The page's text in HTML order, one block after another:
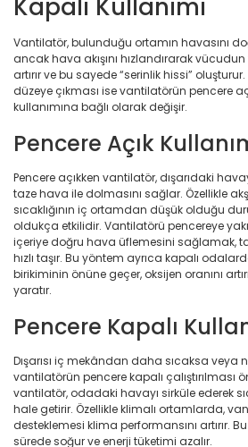
Kapalı Kullanımı
Vantilatör, bulunduğu ortamın havasını
ancak hava akışını hızlandırarak vücudun
artırır ve bu sayede “serinlik hissi”
düzeye çıkması ise vantilatörün pencere
kullanımına bağlı olarak değişir.
Pencere Açık
Pencere açıkken vantilatör, dışarıdaki
taze hava ile dolmasını sağlar. Özellikle
sıcaklığının iç ortamdan düşük olduğu
oldukça etkilidir. Vantilatörü pencereye
içeriye doğru hava üflemesini sağlamak,
hızlı taşır. Bu yöntem ayrıca kapalı
birikiminin önüne geçer, oksijen oranını
yaratır.
Pencere Kapalı
Dışarısı iç mekândan daha sıcaksa veya
vantilatörün pencere kapalı çalıştırılması
vantilatör, odadaki havayı sirküle ederek
hale getirir. Özellikle klimalı ortamlarda,
desteklemesi klima performansını artırır.
sürede soğur ve enerji tüketimi azalır.